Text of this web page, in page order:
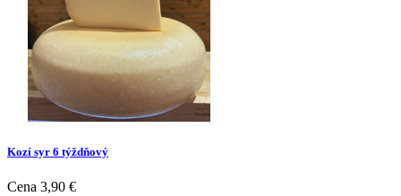
Kozí syr 6 týždňový
Cena 3,90 €